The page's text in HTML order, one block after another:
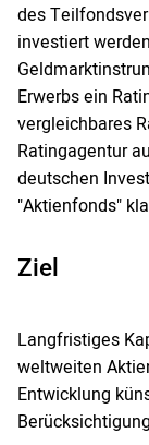
des
investiert
Erwerbs ein
vergleichbares
Ratingagentur
deutschen
"Aktienfonds"
Ziel
Langfristiges
weltweiten
Entwicklung